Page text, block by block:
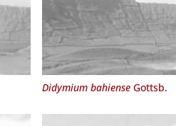
Didymium bahienseGottsb.